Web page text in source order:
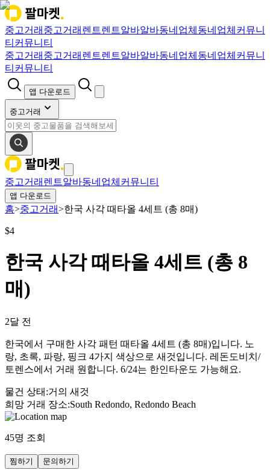
중고거래 중고거래 렌트렌트알바알바동네업체 동네업체 커뮤니
티 커뮤니티
중고거래 중고거래 렌트렌트알바알바동네업체 동네업체 커뮤니
티 커뮤니티
앱 다운로드
중고거래
중고거래 렌트알바동네업체 커뮤니티
앱 다운로드
홈>중고거래>한국 사각 때타올 4세트 (총 8매)
$4
한국 사각 때타올 4세트 (총 8
매)
2달 전
한국에서 구매한 사각 패턴 때타올 4세트 (총 8매)입니다. 노
랑, 초록, 파랑, 핑크 4가지 색상으로 새것입니다. 레돈도비치/
토렌스에서 거래 원합니다. 6/24는 한인타운도 가능해요.
물건 상태 :거의 새것
희망 거래 장소:South Redondo, Redondo Beach
45명 조회
찜하기 문의하기